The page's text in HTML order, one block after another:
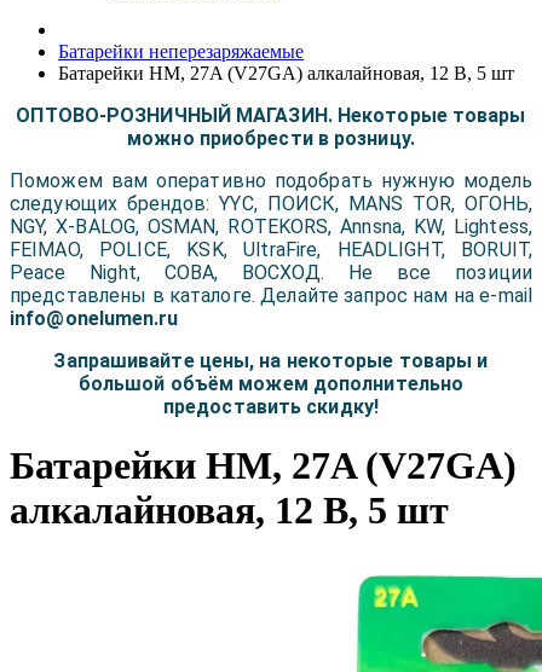
Батарейки неперезаряжаемые
Батарейки HM, 27A (V27GA) алкалайновая, 12 В, 5 шт
ОПТОВО-РОЗНИЧНЫЙ МАГАЗИН. Некоторые товары
можно приобрести в розницу.
Поможем вам оперативно подобрать нужную модель
следующих брендов: YYC, ПОИСК, MANS TOR, ОГОНЬ,
NGY, X-BALOG, OSMAN, ROTEKORS, Annsna, KW, Lightess,
FEIMAO, POLICE, KSK, UltraFire, HEADLIGHT, BORUIT,
Peace Night, COBA, ВОСХОД. Не все позиции
представлены в каталоге. Делайте запрос нам на e-mail
info@onelumen.ru
Запрашивайте цены, на некоторые товары и
большой объём можем дополнительно
предоставить скидку!
Батарейки HM, 27A (V27GA)
алкалайновая, 12 В, 5 шт